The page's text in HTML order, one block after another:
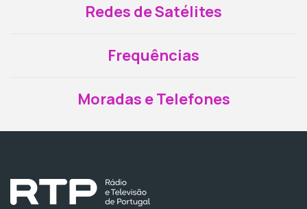
Redes de Satélites
Frequências
Moradas e Telefones